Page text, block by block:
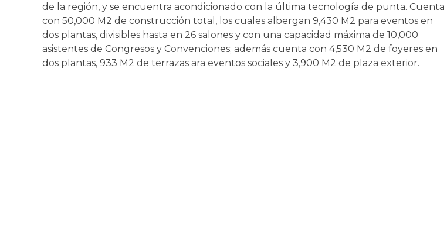
de la región, y se encuentra acondicionado con la última tecnología de punta. Cuenta
con 50,000 M2 de construcción total, los cuales albergan 9,430 M2 para eventos en
dos plantas, divisibles hasta en 26 salones y con una capacidad máxima de 10,000
asistentes de Congresos y Convenciones; además cuenta con 4,530 M2 de foyeres en
dos plantas, 933 M2 de terrazas ara eventos sociales y 3,900 M2 de plaza exterior.